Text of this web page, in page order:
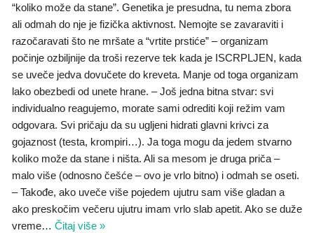
“koliko može da stane”. Genetika je presudna, tu nema zbora
ali odmah do nje je fizička aktivnost. Nemojte se zavaraviti i
razočaravati što ne mršate a “vrtite prstiće” – organizam
počinje ozbiljnije da troši rezerve tek kada je ISCRPLJEN, kada
se uveče jedva dovučete do kreveta. Manje od toga organizam
lako obezbedi od unete hrane. – Još jedna bitna stvar: svi
individualno reagujemo, morate sami odrediti koji režim vam
odgovara. Svi pričaju da su ugljeni hidrati glavni krivci za
gojaznost (testa, krompiri…). Ja toga mogu da jedem stvarno
koliko može da stane i ništa. Ali sa mesom je druga priča –
malo više (odnosno češće – ovo je vrlo bitno) i odmah se oseti.
– Takođe, ako uveče više pojedem ujutru sam više gladan a
ako preskočim večeru ujutru imam vrlo slab apetit. Ako se duže
vreme… Čitaj više »